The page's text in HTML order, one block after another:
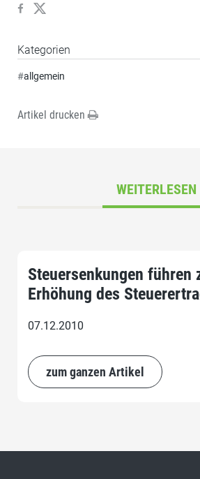
Kategorien
#allgemein
Artikel drucken
WEITERLESEN
Steuersenkungen führen
Erhöhung des
07.12.2010
zum ganzen Artikel